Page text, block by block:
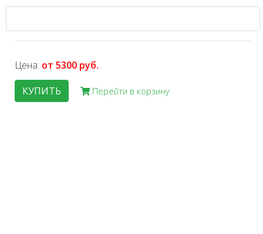
Цена: от 5300 руб.
КУПИТЬ
Перейти в корзину